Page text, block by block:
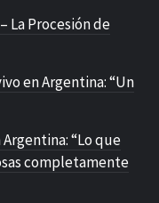
La Procesión de
en Argentina: “Un
Argentina: “Lo que
completamente